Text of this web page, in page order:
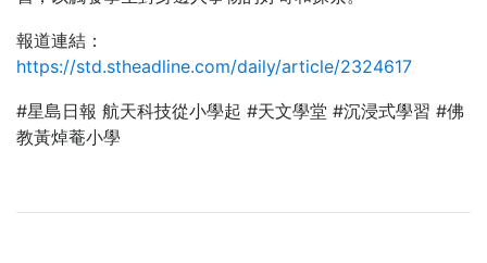
報道連結：
https://std.stheadline.com/daily/article/2324617
#星島日報 航天科技從小學起 #天文學堂 #沉浸式學習 #佛
教黃焯菴小學